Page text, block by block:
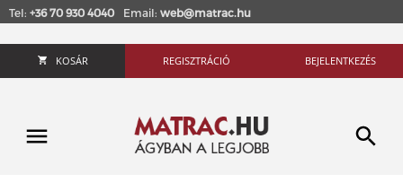
Tel: +36 70 930 4040 Email: web@matrac.hu
KOSÁR REGISZTRÁCIÓ BEJELENTKEZÉS